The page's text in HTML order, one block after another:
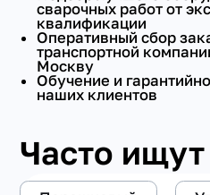
+7(351) 223-98-74
заказать звонок
ИМПУЛЬСНЫЙ
СЕРТИФИКАЦИЯ
РОД ТОКА
сварочных работ от
квалификации
Оперативный сбор
транспортной
Москву
Обучение и
наших клиентов
Часто ищут